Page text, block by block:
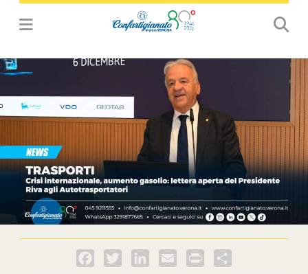
Facebook
Twitter LinkedInEmail PrintFriendly